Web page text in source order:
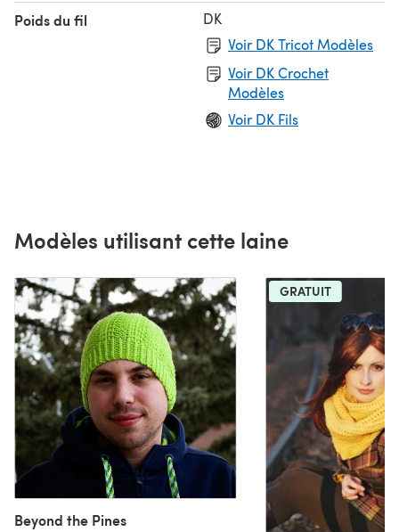
Poids du fil
DK
Voir DK Tricot Modèles
Voir DK Crochet
Modèles
Voir DK Fils
Modèles utilisant cette laine
Beyond the Pines
GRATUIT